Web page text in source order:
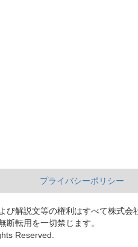
プライバシーポリシー
び解説文等の権利はすべて株式会
断転用を一切禁じます。
Reserved.